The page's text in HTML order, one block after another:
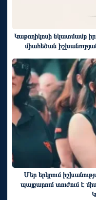
Կաթողիկոսի նկատմամբ
միահեծան
Մեր երկրում
պայքարում տուժում է